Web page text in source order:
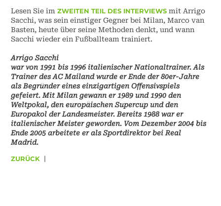
Lesen Sie imZWEITEN TEIL DES INTERVIEWS mit Arrigo
Sacchi, was sein einstiger Gegner bei Milan, Marco van
Basten, heute über seine Methoden denkt, und wann
Sacchi wieder ein Fußballteam trainiert.
Arrigo Sacchi
war von 1991 bis 1996 italienischer Nationaltrainer. Als
Trainer des AC Mailand wurde er Ende der 80er-Jahre
als Begründer eines einzigartigen Offensivspiels
gefeiert. Mit Milan gewann er 1989 und 1990 den
Weltpokal, den europäischen Supercup und den
Europakol der Landesmeister. Bereits 1988 war er
italienischer Meister geworden. Vom Dezember 2004 bis
Ende 2005 arbeitete er als Sportdirektor bei Real
Madrid.
ZURÜCK |